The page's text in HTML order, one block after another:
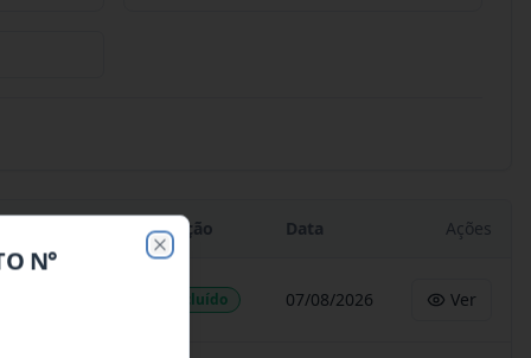
Situação Data Ações
Concluído 07/08/2026 Ver
N°
Close